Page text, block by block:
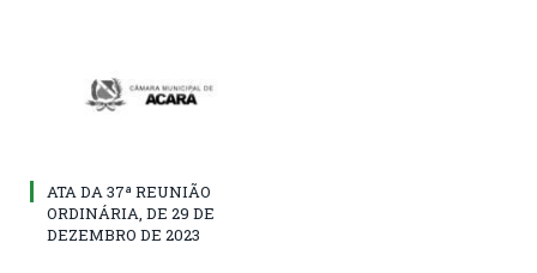
ATA DA 37ª REUNIÃO
ORDINÁRIA, DE 29 DE
DEZEMBRO DE 2023